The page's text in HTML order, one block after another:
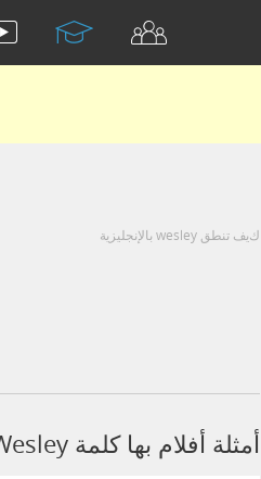
كيف تنطق wesley بالإنجليزية
أمثلة أفلام بها كلمة Wesley